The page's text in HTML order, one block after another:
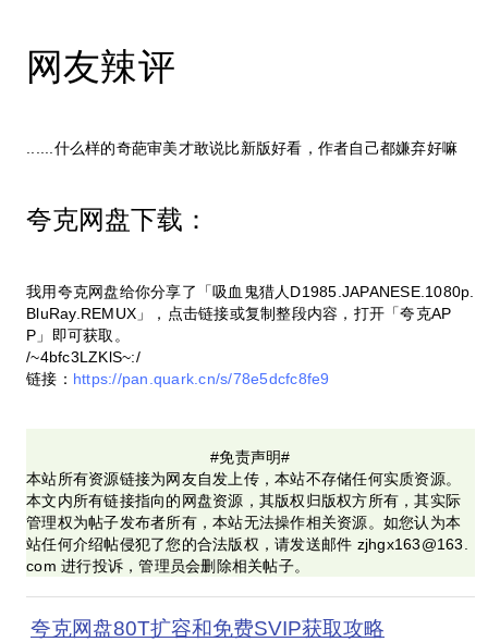
网友辣评
......什么样的奇葩审美才敢说比新版好看，作者自己都嫌弃好嘛
夸克网盘下载：
我用夸克网盘给你分享了「吸血鬼猎人D1985.JAPANESE.1080p.
BluRay.REMUX」，点击链接或复制整段内容，打开「夸克AP
P」即可获取。
/~4bfc3LZKlS~:/
链接： https://pan.quark.cn/s/78e5dcfc8fe9
#免责声明#
本站所有资源链接为网友自发上传，本站不存储任何实质资源。
本文内所有链接指向的网盘资源，其版权归版权方所有，其实际
管理权为帖子发布者所有，本站无法操作相关资源。如您认为本
站任何介绍帖侵犯了您的合法版权，请发送邮件 zjhgx163@163.
com 进行投诉，管理员会删除相关帖子。
夸克网盘80T扩容和免费SVIP获取攻略